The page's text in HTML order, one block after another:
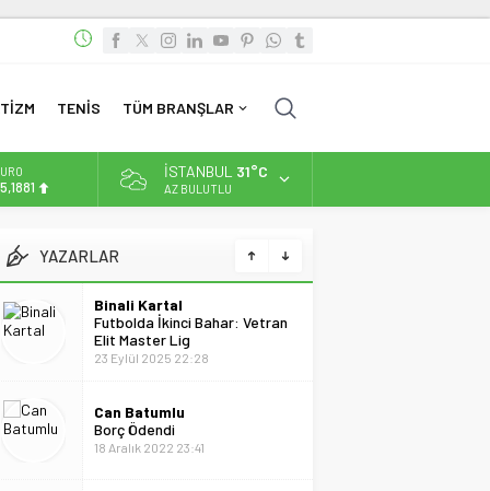
TENİS TÜM BRANŞLAR
13.779,39
EURO
İSTANBUL 31°C
AZ BULUTLU
YAZARLAR
Binali Kartal
Futbolda İkinci Bahar: Vetran
Elit Master Lig
23 Eylül 2025 22:28
Can Batumlu
Borç Ödendi
18 Aralık 2022 23:41